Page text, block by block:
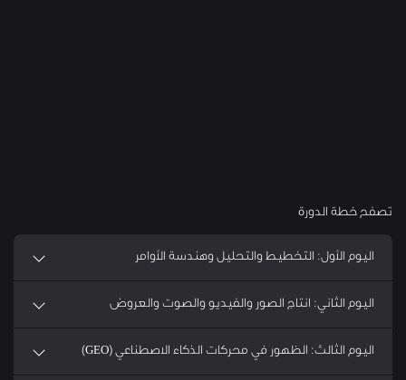
تصفح خطة الدورة
اليوم الأول: التخطيط والتحليل وهندسة الأوامر
اليوم الثاني: انتاج الصور والفيديو والصوت والعروض
اليوم الثالث: الظهور في محركات الذكاء الاصطناعي (GEO)